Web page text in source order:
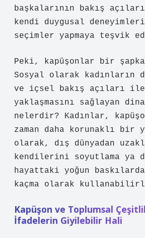
başkalarının bakış
kendi duygusal
seçimler yapmaya teşvik
Peki, kapüşonlar bir şapka
Sosyal olarak kadınların
ve içsel bakış açıları ile
yaklaşmasını sağlayan
nelerdir? Kadınlar,
zaman daha korunaklı bir
olarak, dış dünyadan
kendilerini soyutlama ya
hayattaki yoğun
kaçma olarak
Kapüşon ve Toplumsal
İfadelerin Giyilebilir Hali